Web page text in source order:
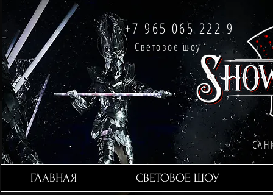
+7 965 065 222 9
Световое шоу
ГЛАВНАЯ СВЕТОВОЕ ШОУ